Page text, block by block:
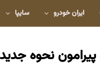
ایران خودرو سایپا
پیرامون نحوه